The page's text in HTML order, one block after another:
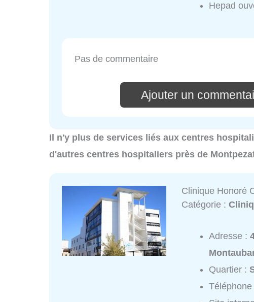
Hepad
Pas de commentaire
Ajouter un
Il n'y plus de services liés aux centres
d'autres centres hospitaliers près de
Clinique Honoré
Catégorie :
Adresse :
Quartier :